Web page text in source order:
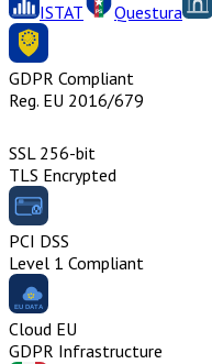
ISTAT
Questura
GDPR Compliant
Reg. EU 2016/679
SSL 256-bit
TLS Encrypted
PCI DSS
Level 1 Compliant
Cloud EU
GDPR Infrastructure